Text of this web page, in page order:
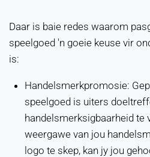
Daar is baie redes waarom
speelgoed 'n goeie keuse vir
is:
Handelsmerkpromosie:
speelgoed is uiters
handelsmerksigbaarheid te
weergawe van jou
logo te skep, kan jy jou